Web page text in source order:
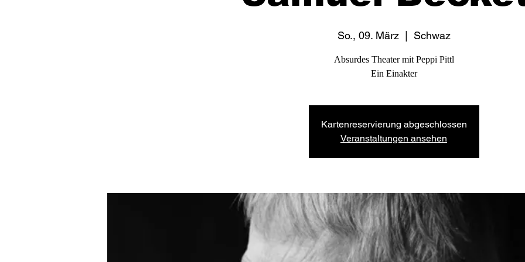
So., 09. März
  |
Schwaz
Absurdes Theater mit Peppi Pittl
Ein Einakter
Kartenreservierung abgeschlossen
Veranstaltungen ansehen